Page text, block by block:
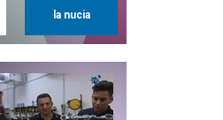
la nucia